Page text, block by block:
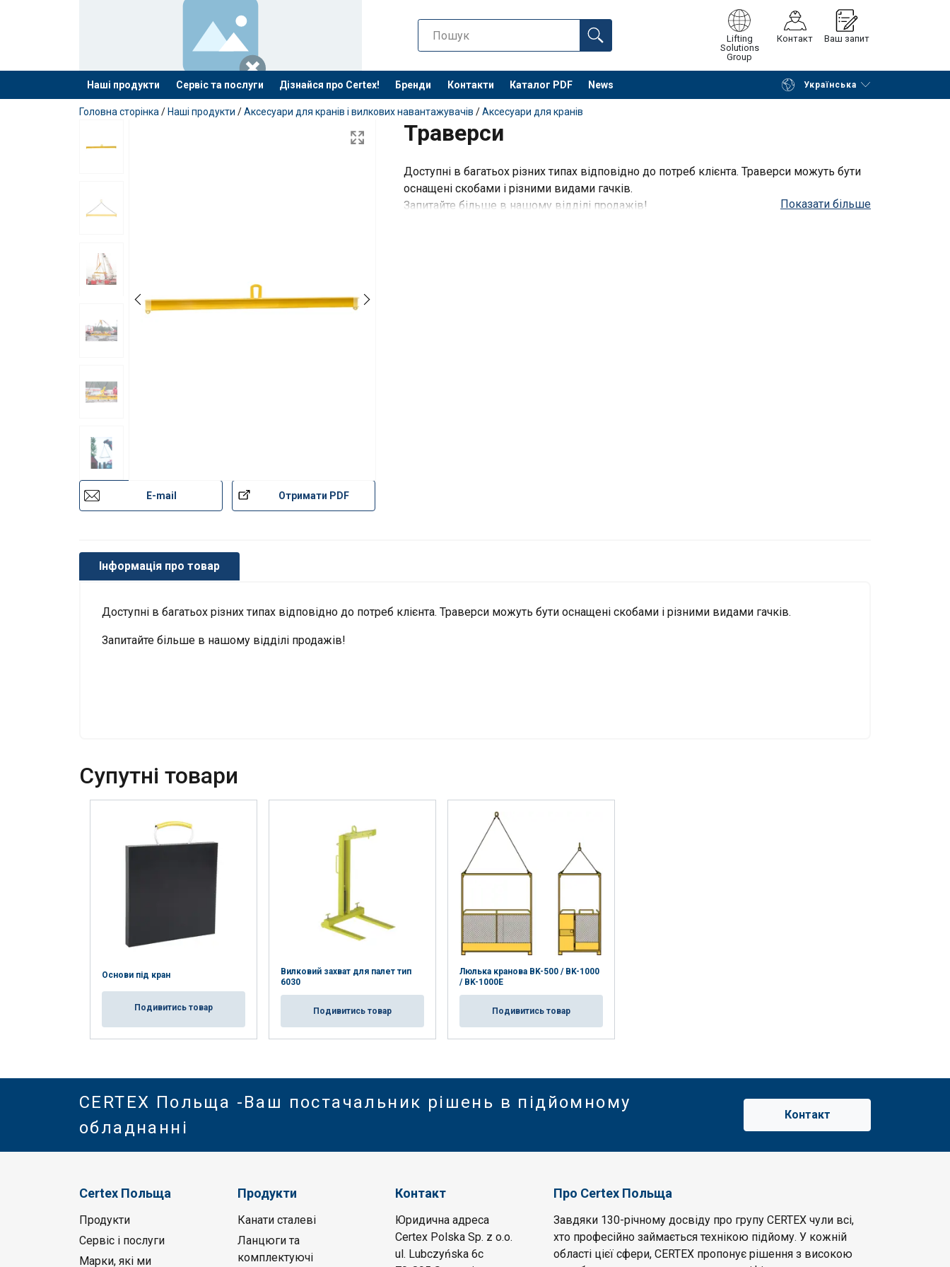
Lifting
Solutions
Group
Контакт Ваш запит
Наші продукти Сервіс та послуги Дізнайся про Certex! Бренди Контакти Каталог PDF News Українська
added to your quote Continue Request quotation
Головна сторінка / Наші продукти /Аксесуари для кранів і вилкових навантажувачів /Аксесуари для кранів
Траверси
E-mail Отримати PDF
Доступні в багатьох різних типах відповідно до потреб клієнта. Траверси можуть бути
оснащені скобами і різними видами гачків.
Запитайте більше в нашому відділі продажів!
Показати більше
Інформація про товар
Доступні в багатьох різних типах відповідно до потреб клієнта. Траверси можуть бути оснащені скобами і різними видами гачків.
Запитайте більше в нашому відділі продажів!
Cупутні товари
Основи під кран
Подивитись товар
Вилковий захват для палет тип
6030
Подивитись товар
Люлька кранова BK-500 / BK-1000
/ BK-1000E
Подивитись товар
CERTEX Польща -Ваш постачальник рішень в підйомному
обладнанні
Контакт
Certex Польща
Продукти
Сервіс і послуги
Марки, які ми
Продукти
Канати сталеві
Ланцюги та
комплектуючі
Контакт
Юридична адреса
Certex Polska Sp. z o.o.
ul. Lubczyńska 6c
Про Certex Польща
Завдяки 130-річному досвіду про групу CERTEX чули всі,
хто професійно займається технікою підйому. У кожній
області цієї сфери, CERTEX пропонує рішення з високою